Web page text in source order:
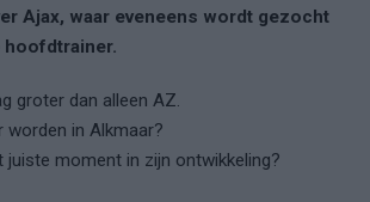
Ajax, waar eveneens wordt gezocht
hoofdtrainer.
groter dan alleen AZ.
worden in Alkmaar?
juiste moment in zijn ontwikkeling?